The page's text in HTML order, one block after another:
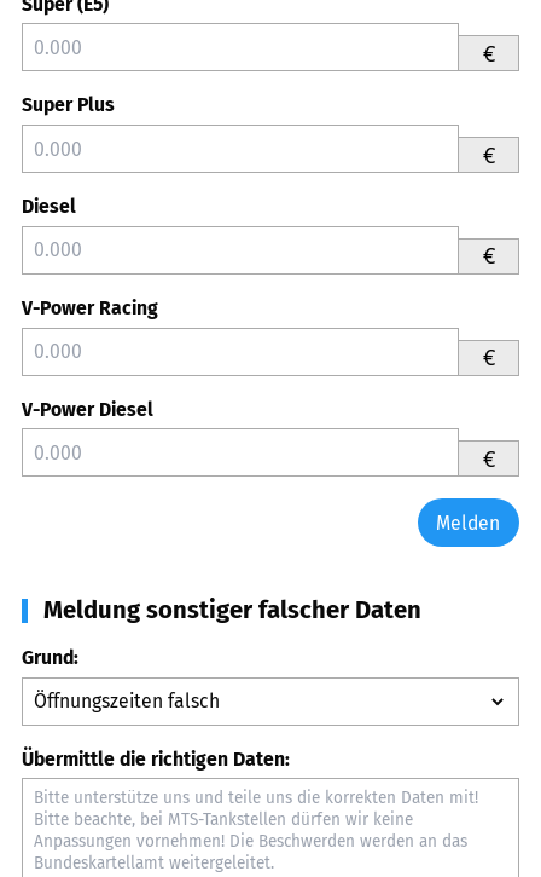
€
Super Plus
€
Diesel
€
V-Power Racing
€
V-Power Diesel
€
Melden
Meldung sonstiger falscher Daten
Grund:
Übermittle die richtigen Daten: